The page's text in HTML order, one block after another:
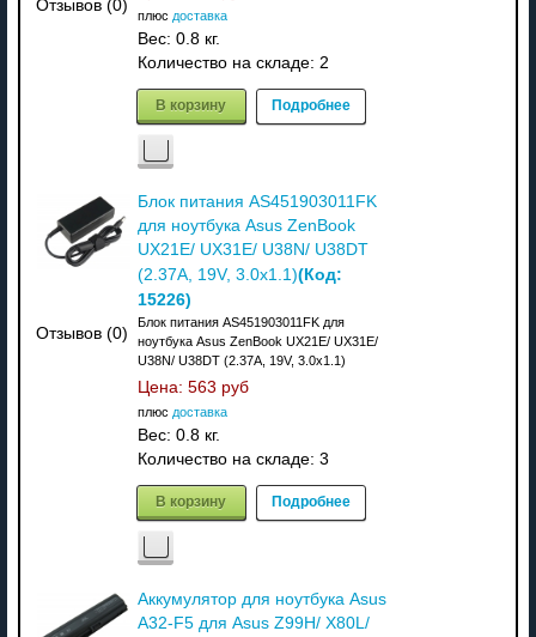
Отзывов (0)
плюс доставка
Вес: 0.8 кг.
Количество на складе: 2
В корзину Подробнее
Отзывов (0)
Блок питания AS451903011FK
для ноутбука Asus ZenBook
UX21E/ UX31E/ U38N/ U38DT
(2.37A, 19V, 3.0х1.1)(Код:
15226)
Блок питания AS451903011FK для
ноутбука Asus ZenBook UX21E/ UX31E/
U38N/ U38DT (2.37A, 19V, 3.0х1.1)
Цена: 563 руб
плюс доставка
Вес: 0.8 кг.
Количество на складе: 3
В корзину Подробнее
Аккумулятор для ноутбука Asus
A32-F5 для Asus Z99H/ X80L/